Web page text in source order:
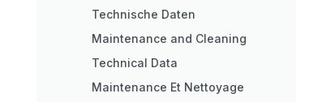
Technische Daten
Maintenance and Cleaning
Technical Data
Maintenance Et Nettoyage